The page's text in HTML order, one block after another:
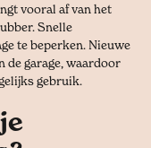
vooral af van het
Snelle
te beperken. Nieuwe
de garage, waardoor
gebruik.